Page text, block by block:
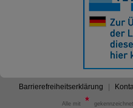
Barrierefreiheitserklärung
Alle mit